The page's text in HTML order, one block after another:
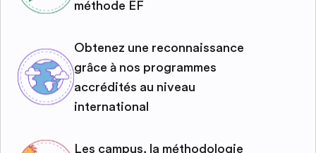
méthode EF
Obtenez une reconnaissance
grâce à nos programmes
accrédités au niveau
international
Les campus, la méthodologie